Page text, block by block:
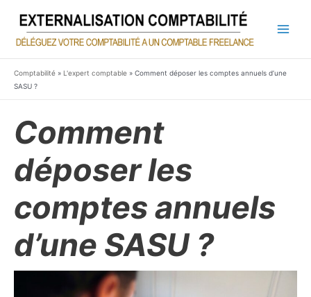
contenu
Comptabilité » L'expert comptable » Comment déposer les comptes annuels d’une
SASU ?
Comment
déposer les
comptes annuels
d’une SASU ?